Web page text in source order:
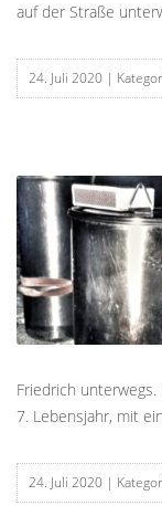
auf der Straße
24. Juli 2020 |
Friedrich
7. Lebensjahr, mit
24. Juli 2020 |